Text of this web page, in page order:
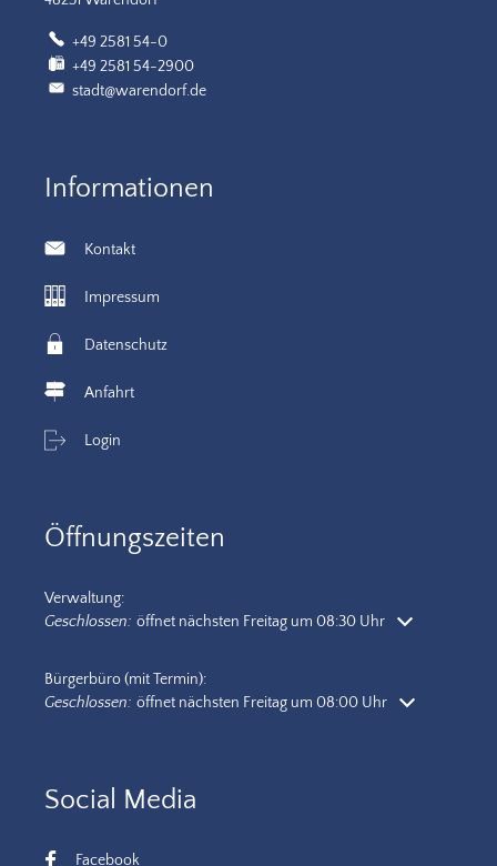
+49 2581 54-0
+49 2581 54-2900
stadt@warendorf.de
Informationen
Kontakt
Impressum
Datenschutz
Anfahrt
Login
Öffnungszeiten
Verwaltung:
Klicken, um weitere Öffnungs- oder Schließzeiten auszublenden
Geschlossen: öffnet nächsten Freitag um 08:30 Uhr
Bürgerbüro (mit Termin):
Klicken, um weitere Öffnungs- oder Schließzeiten auszublenden
Geschlossen: öffnet nächsten Freitag um 08:00 Uhr
Social Media
Facebook